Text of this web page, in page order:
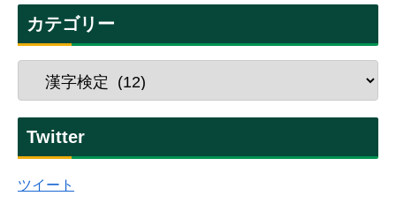
カテゴリー
Twitter
ツイート